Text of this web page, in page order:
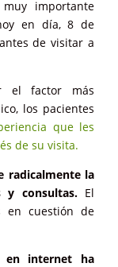
importante
en día, 8 de
de visitar a
el factor más
los pacientes
que les
de su visita.
radicalmente la
y consultas. El
en cuestión de
en internet ha